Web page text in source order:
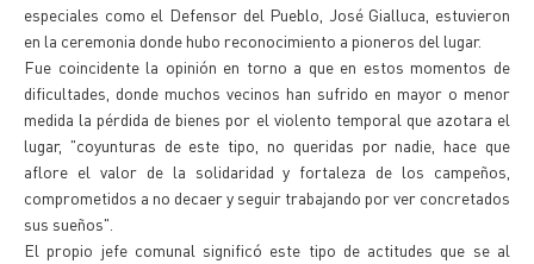
especiales como el Defensor del Pueblo, José Gialluca, estuvieron
en la ceremonia donde hubo reconocimiento a pioneros del lugar.
Fue coincidente la opinión en torno a que en estos momentos de
dificultades, donde muchos vecinos han sufrido en mayor o menor
medida la pérdida de bienes por el violento temporal que azotara el
lugar, "coyunturas de este tipo, no queridas por nadie, hace que
aflore el valor de la solidaridad y fortaleza de los campeños,
comprometidos a no decaer y seguir trabajando por ver concretados
sus sueños".
El propio jefe comunal significó este tipo de actitudes que se al